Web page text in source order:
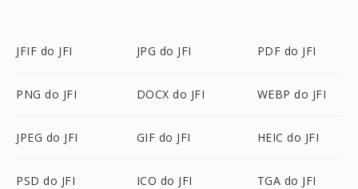
JFIF do JFI JPG do JFI PDF do JFI
PNG do JFI DOCX do JFI WEBP do JFI
JPEG do JFI GIF do JFI HEIC do JFI
PSD do JFI ICO do JFI TGA do JFI